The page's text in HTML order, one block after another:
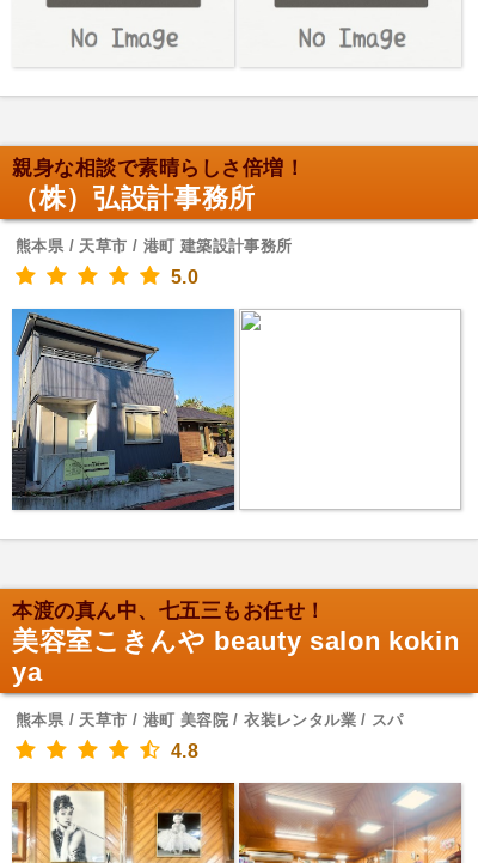
親身な相談で素晴らしさ倍増！
（株）弘設計事務所
熊本県 / 天草市 / 港町 建築設計事務所
5.0
本渡の真ん中、七五三もお任せ！
美容室こきんや beauty salon kokin
ya
熊本県 / 天草市 / 港町 美容院 / 衣装レンタル業 / スパ
4.8